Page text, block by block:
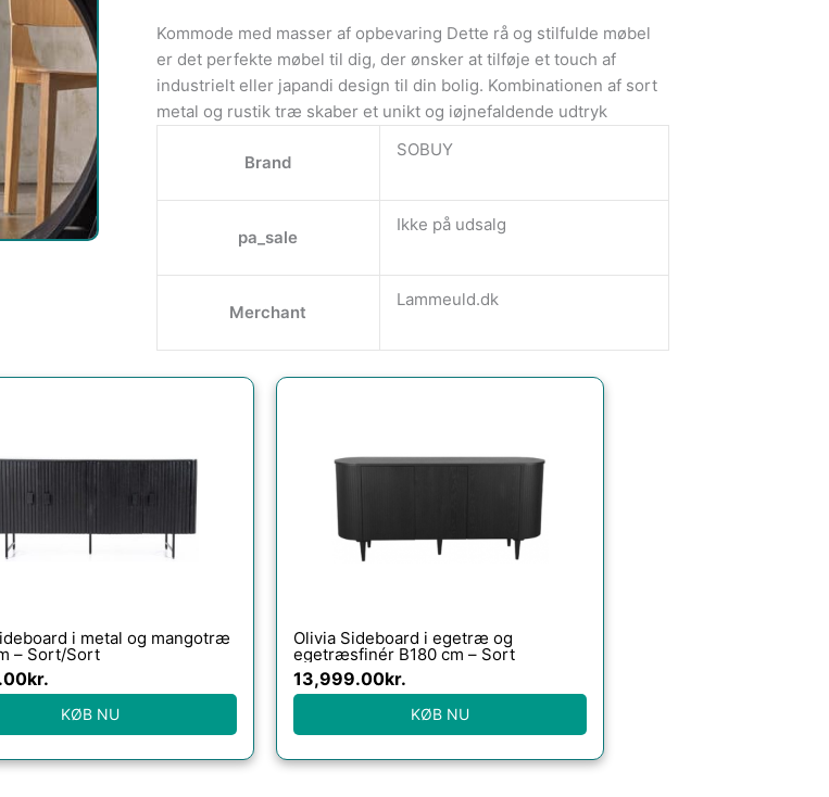
Kommode med masser af opbevaring Dette rå og stilfulde møbel
er det perfekte møbel til dig, der ønsker at tilføje et touch af
industrielt eller japandi design til din bolig. Kombinationen af sort
metal og rustik træ skaber et unikt og iøjnefaldende udtryk
Brand
SOBUY
pa_sale
Ikke på udsalg
Merchant
Lammeuld.dk
i metal og mangotræ
– Sort/Sort
kr.
KØB NU
Olivia Sideboard i egetræ og
egetræsfinér B180 cm – Sort
13,999.00kr.
KØB NU